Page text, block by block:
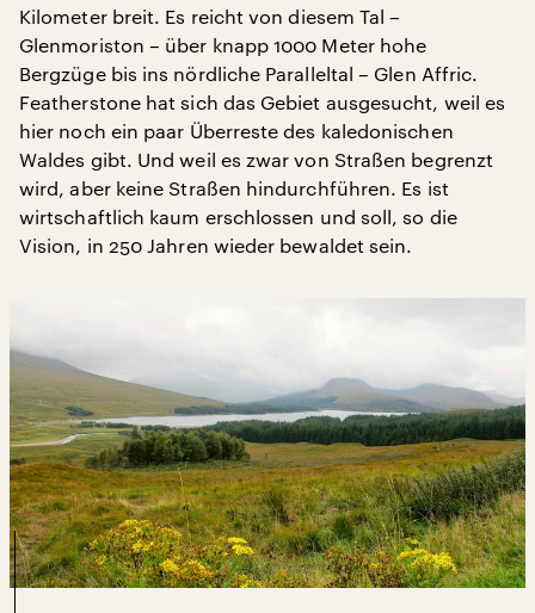
Kilometer breit. Es reicht von diesem Tal –
Glenmoriston – über knapp 1000 Meter hohe
Bergzüge bis ins nördliche Paralleltal – Glen Affric.
Featherstone hat sich das Gebiet ausgesucht, weil es
hier noch ein paar Überreste des kaledonischen
Waldes gibt. Und weil es zwar von Straßen begrenzt
wird, aber keine Straßen hindurchführen. Es ist
wirtschaftlich kaum erschlossen und soll, so die
Vision, in 250 Jahren wieder bewaldet sein.